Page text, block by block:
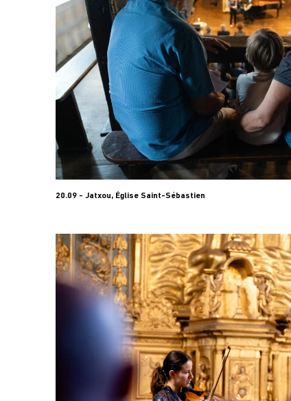
20.09 - Jatxou, Église Saint-Sébastien